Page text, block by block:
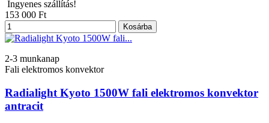
Ingyenes szállítás!
153 000 Ft
Kosárba
2-3 munkanap
Fali elektromos konvektor
Radialight Kyoto 1500W fali elektromos konvektor
antracit